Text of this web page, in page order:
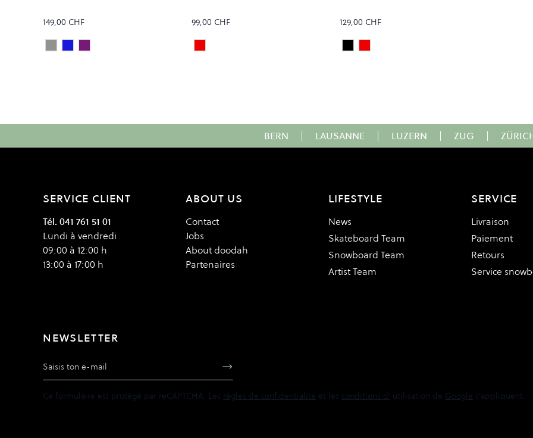
149,00 CHF
Colour
Charcoal Grey
New Moon Blue
Lilac Pink
99,00 CHF
Colour
Dahlia
129,00 CHF
Colour
BlackTrue Red
BERN | LAUSANNE | LUZERN | ZUG |
SERVICE CLIENT
Tél. 041 761 51 01
Lundi à vendredi
09:00 à 12:00 h
13:00 à 17:00 h
ABOUT US
Contact
Jobs
About doodah
Partenaires
LIFESTYLE
News
Skateboard Team
Snowboard Team
Artist Team
SERVICE
Livraison
Paiement
Retours
Service
NEWSLETTER
Adresse e-mail
Ce formulaire est protégé par reCAPTCHA. Les règles de confidentialité et les conditions d' utilisation de Google s'appliquent.